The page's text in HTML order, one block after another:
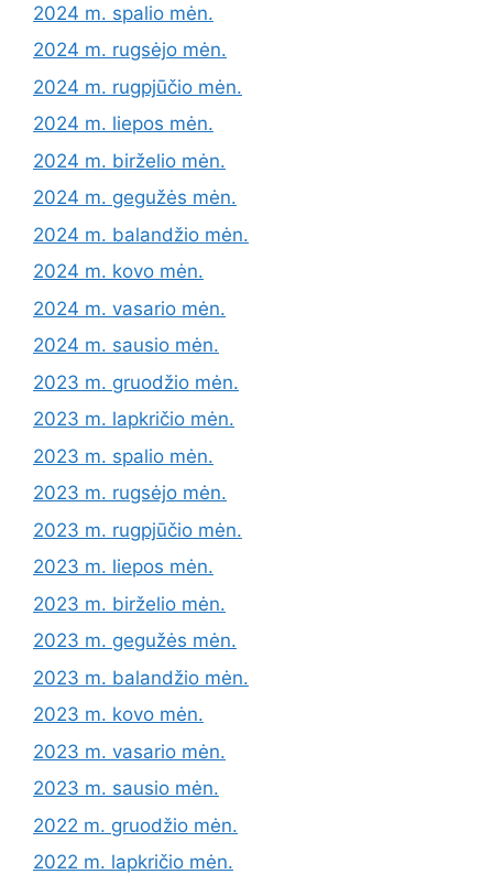
2024 m. spalio mėn.
2024 m. rugsėjo mėn.
2024 m. rugpjūčio mėn.
2024 m. liepos mėn.
2024 m. birželio mėn.
2024 m. gegužės mėn.
2024 m. balandžio mėn.
2024 m. kovo mėn.
2024 m. vasario mėn.
2024 m. sausio mėn.
2023 m. gruodžio mėn.
2023 m. lapkričio mėn.
2023 m. spalio mėn.
2023 m. rugsėjo mėn.
2023 m. rugpjūčio mėn.
2023 m. liepos mėn.
2023 m. birželio mėn.
2023 m. gegužės mėn.
2023 m. balandžio mėn.
2023 m. kovo mėn.
2023 m. vasario mėn.
2023 m. sausio mėn.
2022 m. gruodžio mėn.
2022 m. lapkričio mėn.